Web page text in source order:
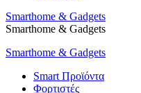
Smarthome & Gadgets
Smarthome & Gadgets
Smarthome & Gadgets
Smart Προϊόντα
Φορτιστές